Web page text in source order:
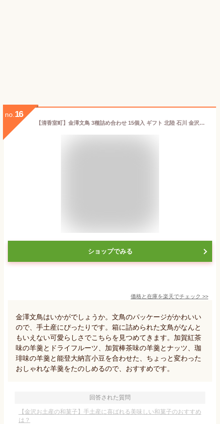
no. 16
【清香室町】金澤文鳥 3種詰め合わせ 15個入 ギフト 北陸 石川 金沢銘菓 和菓子 詰合せ
ショップでみる
価格と在庫を楽天でチェック >>
金澤文鳥はいかがでしょうか。文鳥のパッケージがかわいい
ので、手土産にぴったりです。箱に詰められた文鳥がなんと
もいえない可愛らしさでこちらを見つめてきます。加賀紅茶
味の羊羹とドライフルーツ、加賀棒茶味の羊羹とナッツ、珈
琲味の羊羹と能登大納言小豆を合わせた、ちょっと変わった
おしゃれな羊羹をたのしめるので、おすすめです。
回答された質問
【金沢お土産の和菓子】手土産に喜ばれる美味しい和菓子のおすすめ
は？